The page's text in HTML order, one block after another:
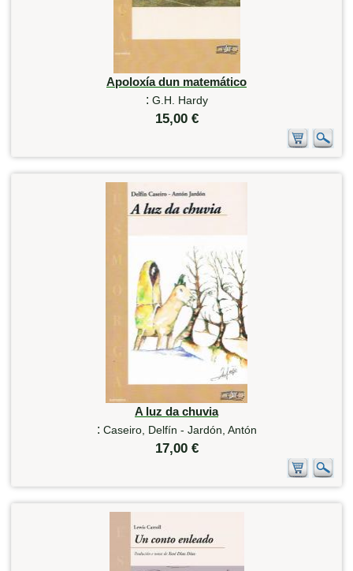
Apoloxía dun matemático
: G.H. Hardy
15,00 €
A luz da chuvia
: Caseiro, Delfín - Jardón, Antón
17,00 €